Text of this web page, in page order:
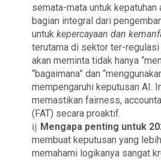
semata-mata untuk kepatuhan
bagian integral dari
untuk kepercayaan dan
terutama di sektor ter-
akan meminta tidak hanya
“bagaimana” dan
mempengaruhi keputusan AI.
memastikan fairness,
(FAT) secara proaktif.
Mengapa penting untuk
membuat keputusan yang
memahami logikanya sangat